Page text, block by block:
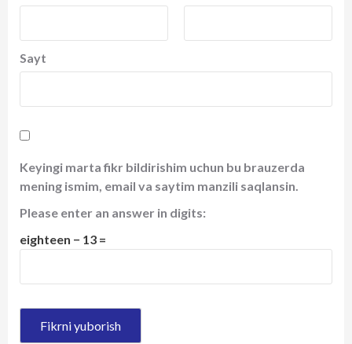
Sayt
Keyingi marta fikr bildirishim uchun bu brauzerda
mening ismim, email va saytim manzili saqlansin.
Please enter an answer in digits:
eighteen − 13 =